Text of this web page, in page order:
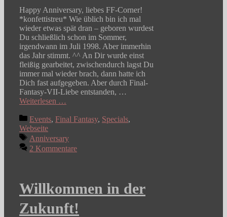
Happy Anniversary, liebes FF-Corner!
*konfettistreu* Wie üblich bin ich mal
wieder etwas spät dran – geboren wurdest
Du schließlich schon im Sommer,
irgendwann im Juli 1998. Aber immerhin
das Jahr stimmt. ^^ An Dir wurde einst
fleißig gearbeitet, zwischendurch lagst Du
immer mal wieder brach, dann hatte ich
Dich fast aufgegeben. Aber durch Final-
Fantasy-VII-Liebe entstanden, …
Weiterlesen …
Kategorien
Events, Final Fantasy, Specials,
Webseite
Schlagwörter
Anniversary
2 Kommentare
Willkommen in der
Zukunft!